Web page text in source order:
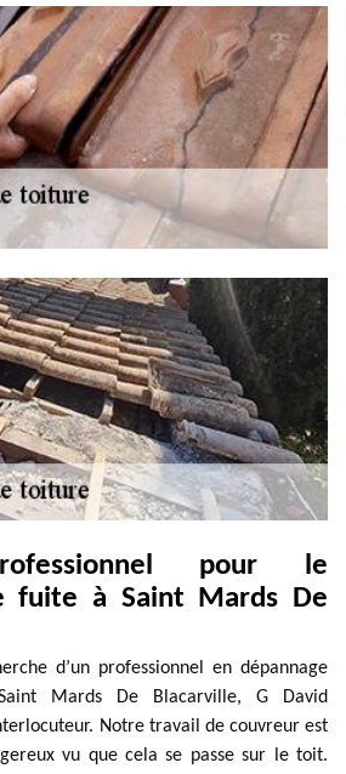
pour le
fuite à Saint Mards De
d’un professionnel en dépannage
Mards De Blacarville, G David
Notre travail de couvreur est
vu que cela se passe sur le toit.